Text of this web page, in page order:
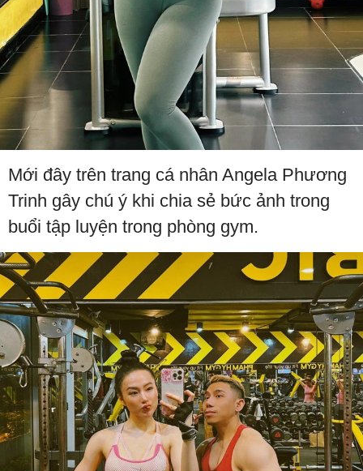
Mới đây trên trang cá nhân Angela Phương
Trinh gây chú ý khi chia sẻ bức ảnh trong
buổi tập luyện trong phòng gym.